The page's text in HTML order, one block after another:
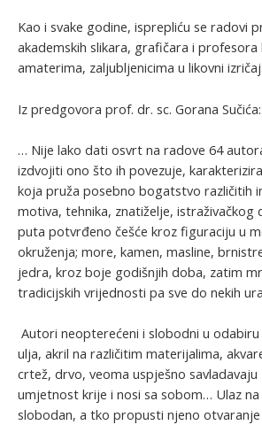
Kao i svake godine, isprepliću se radovi
akademskih slikara, grafičara i profesora
amaterima, zaljubljenicima u likovni izričaj.
Iz predgovora prof. dr. sc. Gorana Sučića:
… Nije lako dati osvrt na radove 64
izdvojiti ono što ih povezuje,
koja pruža posebno bogatstvo različitih
motiva, tehnika, znatiželje, istraživačkog
puta potvrđeno češće kroz figuraciju u
okruženja; more, kamen, masline,
jedra, kroz boje godišnjih doba, zatim
tradicijskih vrijednosti pa sve do nekih
Autori neopterećeni i slobodni u
ulja, akril na različitim materijalima,
crtež, drvo, veoma uspješno savladavaju
umjetnost krije i nosi sa sobom… Ulaz na
slobodan, a tko propusti njeno otvaranje